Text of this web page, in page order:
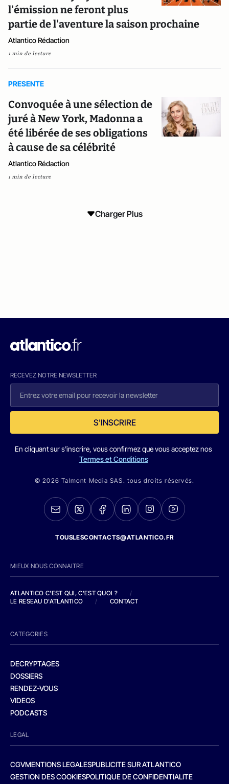
l'émission ne feront plus
partie de l'aventure la saison prochaine
Atlantico Rédaction
1 min de lecture
PRESENTE
Convoquée à une sélection de
juré à New York, Madonna a
été libérée de ses obligations
à cause de sa célébrité
Atlantico Rédaction
1 min de lecture
Charger Plus
RECEVEZ NOTRE NEWSLETTER
S'INSCRIRE
En cliquant sur s'inscrire, vous confirmez que vous acceptez nos
Termes et Conditions
© 2026 Talmont Media SAS. tous droits réservés.
TOUSLESCONTACTS@ATLANTICO.FR
MIEUX NOUS CONNAITRE
ATLANTICO C'EST QUI, C'EST QUOI ?
/
LE RESEAU D'ATLANTICO
/ CONTACT
CATEGORIES
DECRYPTAGES
DOSSIERS
RENDEZ-VOUS
VIDEOS
PODCASTS
LEGAL
CGVMENTIONS LEGALESPUBLICITE SUR ATLANTICO
GESTION DES COOKIESPOLITIQUE DE CONFIDENTIALITE